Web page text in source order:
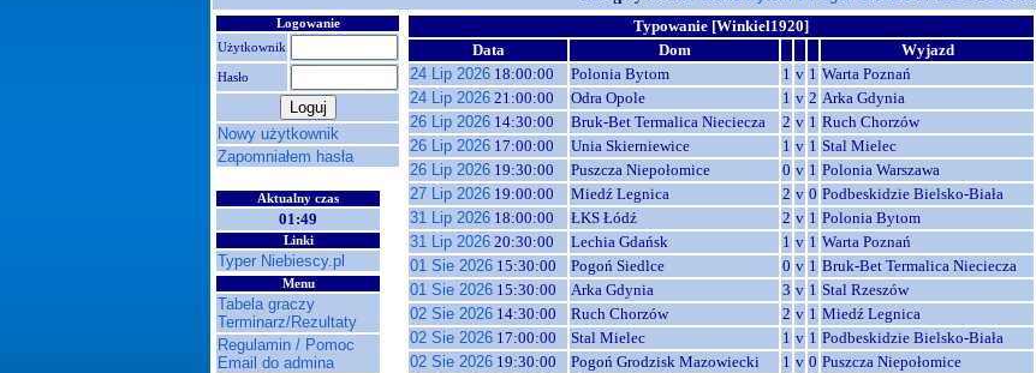
Logowanie
Użytkownik
Hasło
Nowy użytkownik
Zapomniałem hasła
Aktualny czas
01:49
Linki
Typer Niebiescy.pl
Menu
Tabela graczy
Terminarz/Rezultaty
Regulamin / Pomoc
Email do admina
Typowanie [Winkiel1920]
Data
Dom
Wyjazd
24 Lip 2026 18:00:00 Polonia Bytom 1 v 1 Warta Poznań
24 Lip 2026 21:00:00 Odra Opole 1 v 2 Arka Gdynia
26 Lip 2026 14:30:00 Bruk-Bet Termalica Nieciecza 2 v 1 Ruch Chorzów
26 Lip 2026 17:00:00 Unia Skierniewice 1 v 1 Stal Mielec
26 Lip 2026 19:30:00 Puszcza Niepołomice 0 v 1 Polonia Warszawa
27 Lip 2026 19:00:00 Miedź Legnica 2 v 0 Podbeskidzie Bielsko-Biała
31 Lip 2026 18:00:00 ŁKS Łódź 2 v 1 Polonia Bytom
31 Lip 2026 20:30:00 Lechia Gdańsk 1 v 1 Warta Poznań
01 Sie 2026 15:30:00 Pogoń Siedlce 0 v 1 Bruk-Bet Termalica Nieciecza
01 Sie 2026 15:30:00 Arka Gdynia 3 v 1 Stal Rzeszów
02 Sie 2026 14:30:00 Ruch Chorzów 2 v 1 Miedź Legnica
02 Sie 2026 17:00:00 Stal Mielec 1 v 1 Podbeskidzie Bielsko-Biała
02 Sie 2026 19:30:00 Pogoń Grodzisk Mazowiecki 1 v 0 Puszcza Niepołomice